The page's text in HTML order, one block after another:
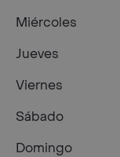
Miércoles
Jueves
Viernes
Sábado
Domingo